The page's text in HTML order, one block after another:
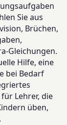
Sie aus
Brüchen,
Gleichungen.
Hilfe, eine
bei Bedarf
Lehrer, die
üben,